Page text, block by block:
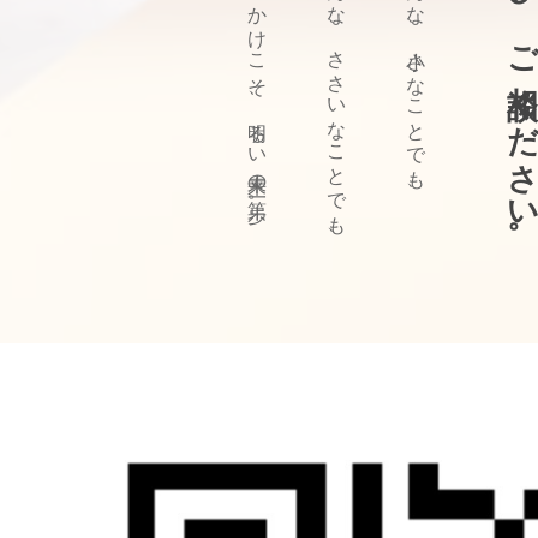
ぜひ、ご相
どんな、小さなことでも、
どんな、ささいなことでも、
きっかけこそ、明るい未来の第一歩。